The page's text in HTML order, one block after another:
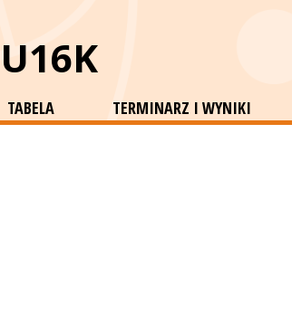
U16K
TABELA TERMINARZ I WYNIKI